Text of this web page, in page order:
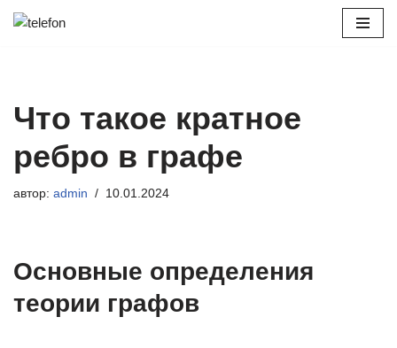
Что такое кратное
ребро в графе
автор: admin 10.01.2024
Основные определения
теории графов